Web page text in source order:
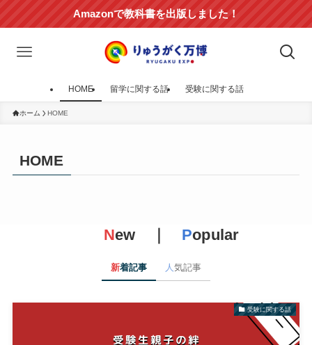
Amazonで教科書を出版しました！
HOME 留学に関する話 受験に関する話
ホーム HOME
HOME
New ｜ Popular
新着記事 人気記事
受験に関する話